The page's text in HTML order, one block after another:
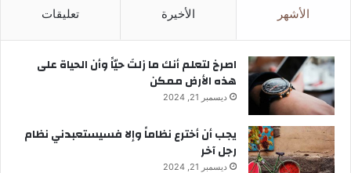
الأشهر الأخيرة تعليقات
‫اصرخ لتعلم أنك ما زلتَ حيّاً وأن الحياة على
هذه الأرض ممكن
ديسمبر 21, 2024
يجب أن أخترع نظاماً وإلا فسيستعبدني نظام
رجل آخر
ديسمبر 21, 2024